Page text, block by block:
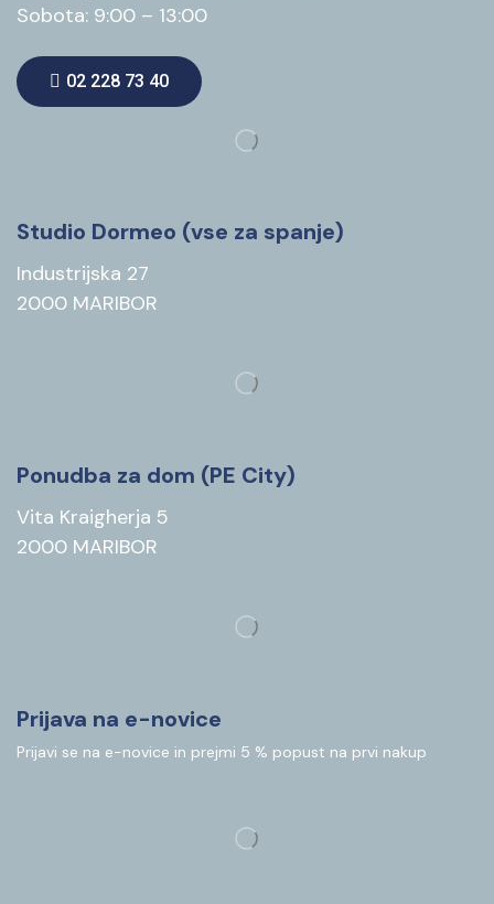
Sobota: 9:00 – 13:00
02 228 73 40
Studio Dormeo (vse za spanje)
Industrijska 27
2000 MARIBOR
Ponudba za dom (PE City)
Vita Kraigherja 5
2000 MARIBOR
Prijava na e-novice
Prijavi se na e-novice in prejmi 5 % popust na prvi nakup